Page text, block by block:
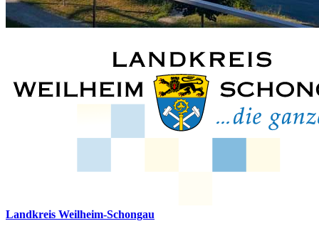
Landkreis Weilheim-Schongau